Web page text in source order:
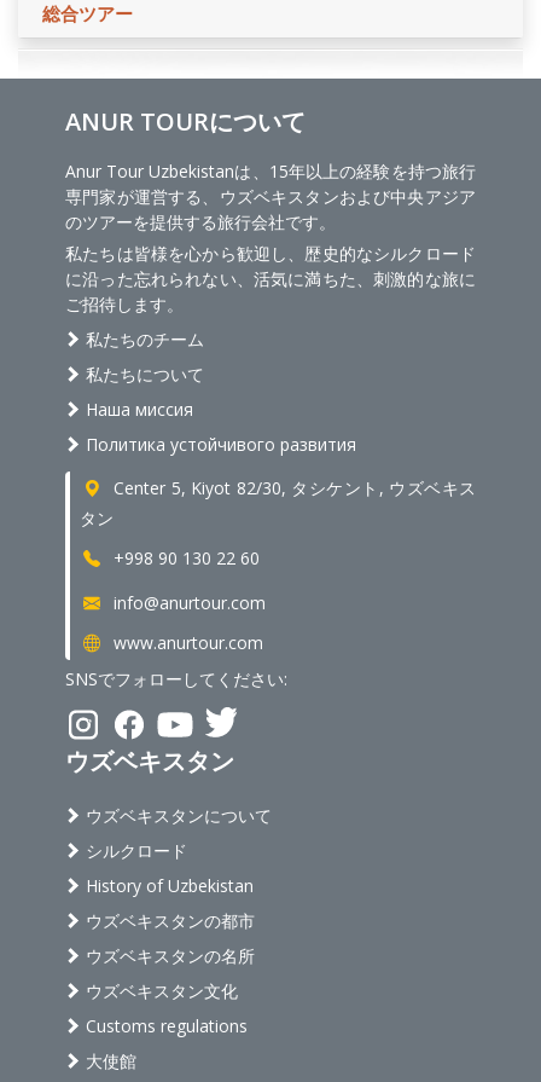
総合ツアー
ANUR TOURについて
Anur Tour Uzbekistanは、15年以上の経験を持つ旅行
専門家が運営する、ウズベキスタンおよび中央アジア
のツアーを提供する旅行会社です。
私たちは皆様を心から歓迎し、歴史的なシルクロード
に沿った忘れられない、活気に満ちた、刺激的な旅に
ご招待します。
私たちのチーム
私たちについて
Наша миссия
Политика устойчивого развития
Center 5, Kiyot 82/30, タシケント, ウズベキス
タン
+998 90 130 22 60
info@anurtour.com
www.anurtour.com
SNSでフォローしてください:
ウズベキスタン
ウズベキスタンについて
シルクロード
History of Uzbekistan
ウズベキスタンの都市
ウズベキスタンの名所
ウズベキスタン文化
Customs regulations
大使館